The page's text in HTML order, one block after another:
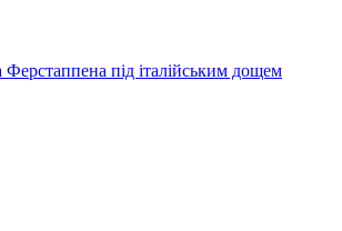
під італійським дощем